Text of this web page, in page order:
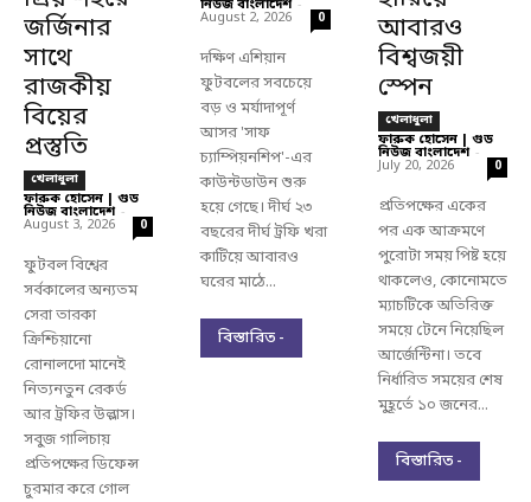
জর্জিনার
সাথে
রাজকীয়
বিয়ের
প্রস্তুতি
খেলাধুলা
ফারুক হোসেন | গুড
নিউজ বাংলাদেশ -
August 3, 2026 0
ফুটবল বিশ্বের
সর্বকালের অন্যতম
সেরা তারকা
ক্রিশ্চিয়ানো
রোনালদো মানেই
নিত্যনতুন রেকর্ড
আর ট্রফির উল্লাস।
সবুজ গালিচায়
প্রতিপক্ষের ডিফেন্স
চুরমার করে গোল
নিউজ বাংলাদেশ -
August 2, 2026 0
দক্ষিণ এশিয়ান
ফুটবলের সবচেয়ে
বড় ও মর্যাদাপূর্ণ
আসর 'সাফ
চ্যাম্পিয়নশিপ'-এর
কাউন্টডাউন শুরু
হয়ে গেছে। দীর্ঘ ২৩
বছরের দীর্ঘ ট্রফি খরা
কাটিয়ে আবারও
ঘরের মাঠে...
বিস্তারিত -
আবারও
বিশ্বজয়ী
স্পেন
খেলাধুলা
ফারুক হোসেন | গুড
নিউজ বাংলাদেশ -
July 20, 2026 0
প্রতিপক্ষের একের
পর এক আক্রমণে
পুরোটা সময় পিষ্ট হয়ে
থাকলেও, কোনোমতে
ম্যাচটিকে অতিরিক্ত
সময়ে টেনে নিয়েছিল
আর্জেন্টিনা। তবে
নির্ধারিত সময়ের শেষ
মুহূর্তে ১০ জনের...
বিস্তারিত -